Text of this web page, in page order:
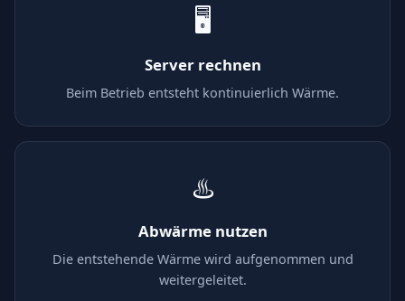
🖥️
Server rechnen
Beim Betrieb entsteht kontinuierlich Wärme.
♨️
Abwärme nutzen
Die entstehende Wärme wird aufgenommen und
weitergeleitet.